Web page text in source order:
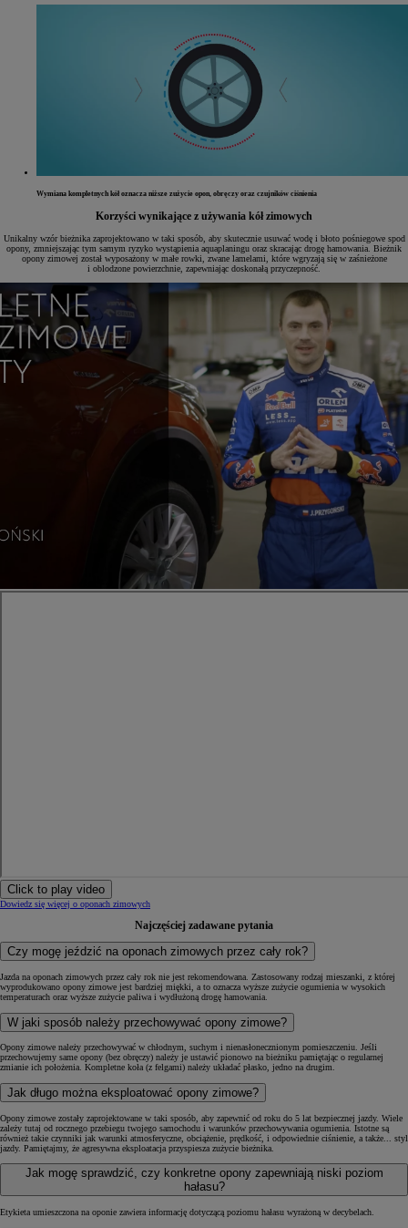
Wymiana kompletnych kół oznacza niższe zużycie opon, obręczy oraz czujników ciśnienia
Korzyści wynikające z używania kół zimowych
Unikalny wzór bieżnika zaprojektowano w taki sposób, aby skutecznie usuwać wodę i błoto pośniegowe spod
opony, zmniejszając tym samym ryzyko wystąpienia aquaplaningu oraz skracając drogę hamowania. Bieżnik
opony zimowej został wyposażony w małe rowki, zwane lamelami, które wgryzają się w zaśnieżone
i oblodzone powierzchnie, zapewniając doskonałą przyczepność.
Click to play video
Dowiedz się więcej o oponach zimowych
Najczęściej zadawane pytania
Czy mogę jeździć na oponach zimowych przez cały rok?
Jazda na oponach zimowych przez cały rok nie jest rekomendowana. Zastosowany rodzaj mieszanki, z której
wyprodukowano opony zimowe jest bardziej miękki, a to oznacza wyższe zużycie ogumienia w wysokich
temperaturach oraz wyższe zużycie paliwa i wydłużoną drogę hamowania.
W jaki sposób należy przechowywać opony zimowe?
Opony zimowe należy przechowywać w chłodnym, suchym i nienasłonecznionym pomieszczeniu. Jeśli
przechowujemy same opony (bez obręczy) należy je ustawić pionowo na bieżniku pamiętając o regularnej
zmianie ich położenia. Kompletne koła (z felgami) należy układać płasko, jedno na drugim.
Jak długo można eksploatować opony zimowe?
Opony zimowe zostały zaprojektowane w taki sposób, aby zapewnić od roku do 5 lat bezpiecznej jazdy. Wiele
zależy tutaj od rocznego przebiegu twojego samochodu i warunków przechowywania ogumienia. Istotne są
również takie czynniki jak warunki atmosferyczne, obciążenie, prędkość, i odpowiednie ciśnienie, a także... styl
jazdy. Pamiętajmy, że agresywna eksploatacja przyspiesza zużycie bieżnika.
Jak mogę sprawdzić, czy konkretne opony zapewniają niski poziom
hałasu?
Etykieta umieszczona na oponie zawiera informację dotyczącą poziomu hałasu wyrażoną w decybelach.